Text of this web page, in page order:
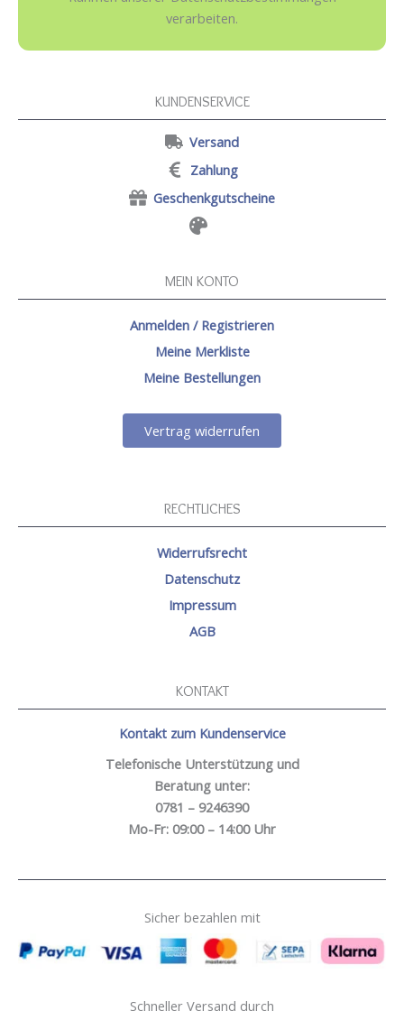
verarbeiten.
KUNDENSERVICE
Versand
Zahlung
Geschenkgutscheine
MEIN KONTO
Anmelden / Registrieren
Meine Merkliste
Meine Bestellungen
Vertrag widerrufen
RECHTLICHES
Widerrufsrecht
Datenschutz
Impressum
AGB
KONTAKT
Kontakt zum Kundenservice
Telefonische Unterstützung und
Beratung unter:
0781 – 9246390
Mo-Fr: 09:00 – 14:00 Uhr
Sicher bezahlen mit
Schneller Versand durch